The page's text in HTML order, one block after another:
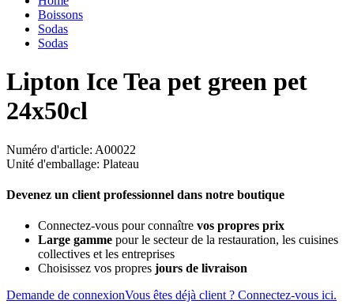
Boissons
Sodas
Sodas
Lipton Ice Tea pet green pet
24x50cl
Numéro d'article: A00022
Unité d'emballage: Plateau
Devenez un client professionnel dans notre boutique
Connectez-vous pour connaître vos propres prix
Large gamme pour le secteur de la restauration, les cuisines
collectives et les entreprises
Choisissez vos propres jours de livraison
Demande de connexionVous êtes déjà client ? Connectez-vous ici.